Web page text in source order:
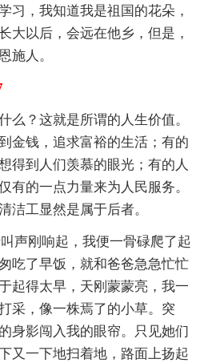
，我知道我是祖国的花朵，
大以后，会远在他乡，但是，
施人。
？这就是所谓的人生价值。
金钱，追求富裕的生活；有的
得到人们羡慕的眼光；有的人
有的一点力量来为人民服务。
工显然是属于后者。
刚响起，我便一骨碌爬了起
吃了早饭，就和爸爸急急忙忙
起得太早，天刚蒙蒙亮，我一
采，像一株焉了的小草。突
身影闯入我的眼帘。只见她们
又一下地扫着地，路面上扬起